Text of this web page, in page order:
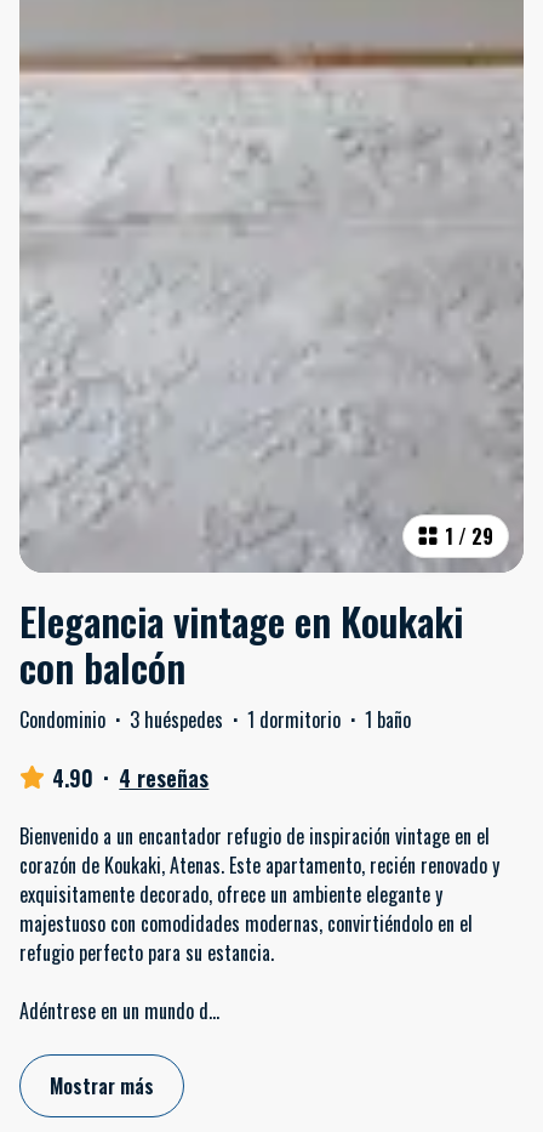
1 / 29
Elegancia vintage en Koukaki
con balcón
Condominio · 3 huéspedes · 1 dormitorio · 1 baño
4.90 · 4 reseñas
Bienvenido a un encantador refugio de inspiración vintage en el
corazón de Koukaki, Atenas. Este apartamento, recién renovado y
exquisitamente decorado, ofrece un ambiente elegante y
majestuoso con comodidades modernas, convirtiéndolo en el
refugio perfecto para su estancia.
Adéntrese en un mundo d...
Mostrar más